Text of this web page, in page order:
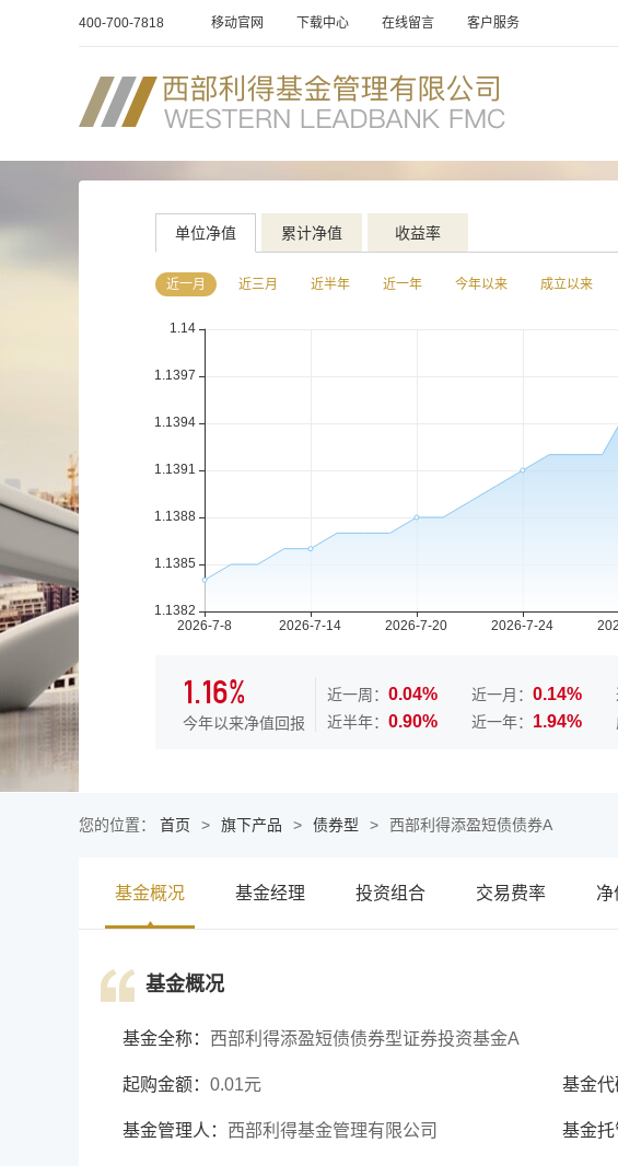
400-700-7818 移动官网 下载中心 在线留言 客户服务
单位净值 累计净值 收益率
近一月 近三月 近半年 近一年 今年以来 成立以来
1.16%
今年以来净值回报
近一周： 0.04%
近半年： 0.90%
近一月： 0.14%
近一年： 1.94%
您的位置： 首页 > 旗下产品 > 债券型 > 西部利得添盈短债债券A
基金概况 基金经理 投资组合 交易费率 净
基金概况
基金全称： 西部利得添盈短债债券型证券投资基金A
起购金额： 0.01元 基金代
基金管理人： 西部利得基金管理有限公司 基金托